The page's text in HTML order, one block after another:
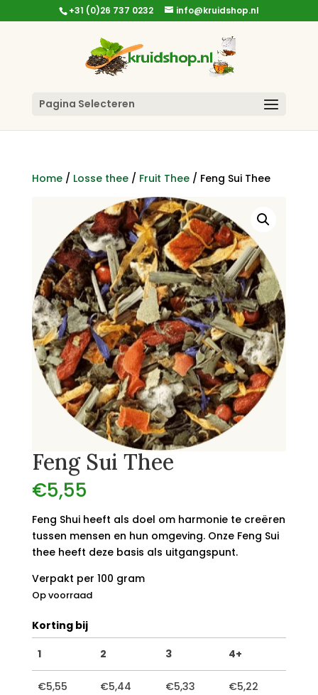
+31 (0)26 737 0232 info@kruidshop.nl
Pagina Selecteren
Home/ Losse thee/ Fruit Thee/ Feng Sui Thee
Feng Sui Thee
€5,55
Feng Shui heeft als doel om harmonie te creëren
tussen mensen en hun omgeving. Onze Feng Sui
thee heeft deze basis als uitgangspunt.
Verpakt per 100 gram
Op voorraad
Korting bij
1
2 3 4+
€5,55 €5,44 €5,33 €5,22